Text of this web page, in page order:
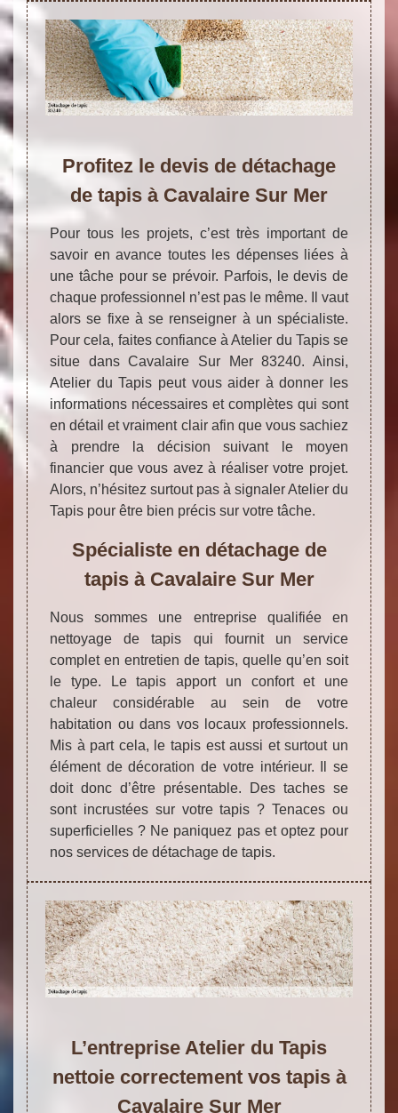
Profitez le devis de détachage
de tapis à Cavalaire Sur Mer
Pour tous les projets, c’est très important de
savoir en avance toutes les dépenses liées à
une tâche pour se prévoir. Parfois, le devis de
chaque professionnel n’est pas le même. Il vaut
alors se fixe à se renseigner à un spécialiste.
Pour cela, faites confiance à Atelier du Tapis se
situe dans Cavalaire Sur Mer 83240. Ainsi,
Atelier du Tapis peut vous aider à donner les
informations nécessaires et complètes qui sont
en détail et vraiment clair afin que vous sachiez
à prendre la décision suivant le moyen
financier que vous avez à réaliser votre projet.
Alors, n’hésitez surtout pas à signaler Atelier du
Tapis pour être bien précis sur votre tâche.
Spécialiste en détachage de
tapis à Cavalaire Sur Mer
Nous sommes une entreprise qualifiée en
nettoyage de tapis qui fournit un service
complet en entretien de tapis, quelle qu’en soit
le type. Le tapis apport un confort et une
chaleur considérable au sein de votre
habitation ou dans vos locaux professionnels.
Mis à part cela, le tapis est aussi et surtout un
élément de décoration de votre intérieur. Il se
doit donc d’être présentable. Des taches se
sont incrustées sur votre tapis ? Tenaces ou
superficielles ? Ne paniquez pas et optez pour
nos services de détachage de tapis.
L’entreprise Atelier du Tapis
nettoie correctement vos tapis à
Cavalaire Sur Mer